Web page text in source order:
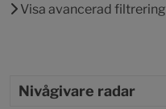
Visa avancerad filtrering
Nivågivare radar